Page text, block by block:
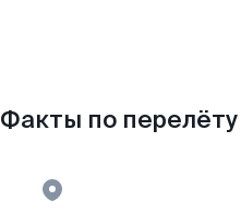
Факты по перелёту